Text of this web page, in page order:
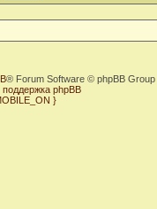
® Forum Software © phpBB Group
поддержка phpBB
}